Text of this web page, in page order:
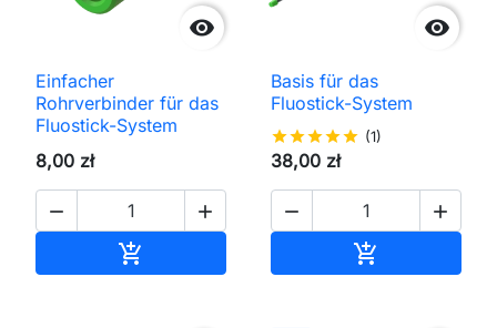

Einfacher
Rohrverbinder für das
Fluostick-System
8,00 zł
 


Basis für das
Fluostick-System
starstarstarstarstar (1)
38,00 zł
 
